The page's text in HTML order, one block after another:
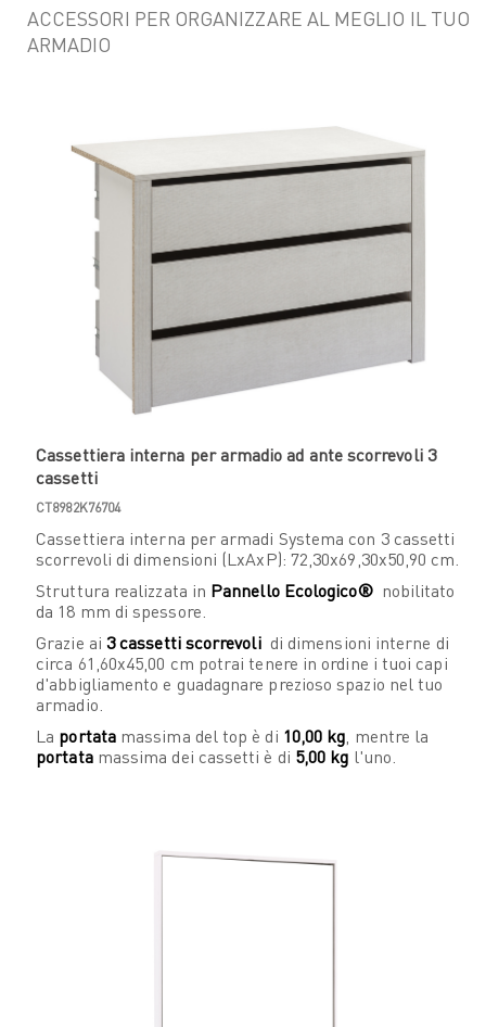
ACCESSORI PER ORGANIZZARE AL MEGLIO IL TUO
ARMADIO
Cassettiera interna per armadio ad ante scorrevoli 3
cassetti
CT8982K76704
Cassettiera interna per armadi Systema con 3 cassetti
scorrevoli di dimensioni (LxAxP): 72,30x69,30x50,90 cm.
Struttura realizzata in Pannello Ecologico®nobilitato
da 18 mm di spessore.
Grazie ai 3 cassetti scorrevolidi dimensioni interne di
circa 61,60x45,00 cm potrai tenere in ordine i tuoi capi
d'abbigliamento e guadagnare prezioso spazio nel tuo
armadio.
La portatamassima del top è di 10,00 kg , mentre la
portatamassima dei cassetti è di 5,00 kg l'uno.